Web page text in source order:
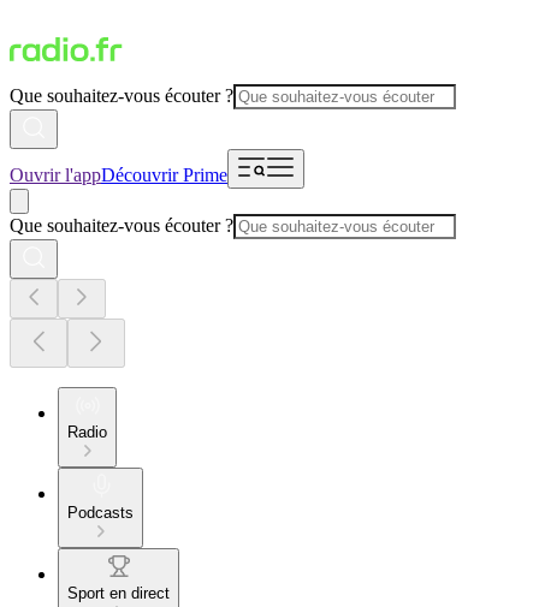
Que souhaitez-vous écouter ?
Ouvrir l'appDécouvrir Prime
Que souhaitez-vous écouter ?
Radio
Podcasts
Sport en direct